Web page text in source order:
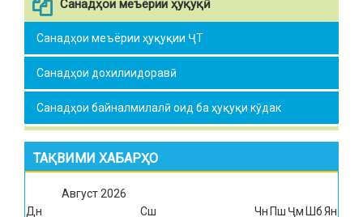
Санадҳои меъёрии ҳуқуқӣ
Санадҳои меъёрии ҳуқуқии ҶТ
Санадҳои дохилиидоравӣ
Санадҳои байналмилалӣ оид ба ҳуқуқи кӯдак
ТАҚВИМИ ХАБАРҲО
Август2026
Дн
Сш Чн Пш Ҷм ШбЯн